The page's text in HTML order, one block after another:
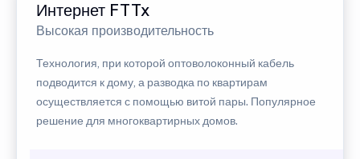
Интернет FTTx
Высокая производительность
Технология, при которой оптоволоконный кабель
подводится к дому, а разводка по квартирам
осуществляется с помощью витой пары. Популярное
решение для многоквартирных домов.